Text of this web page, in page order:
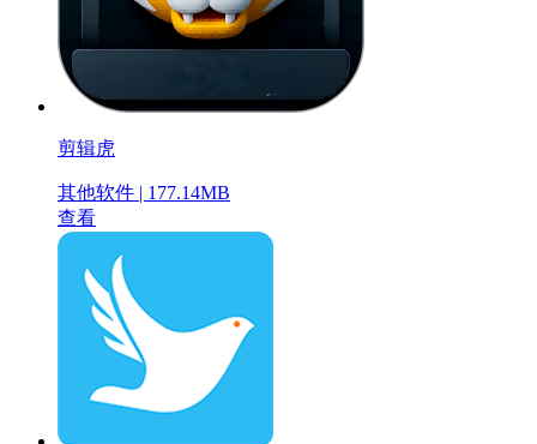
剪辑虎
其他软件 | 177.14MB
查看